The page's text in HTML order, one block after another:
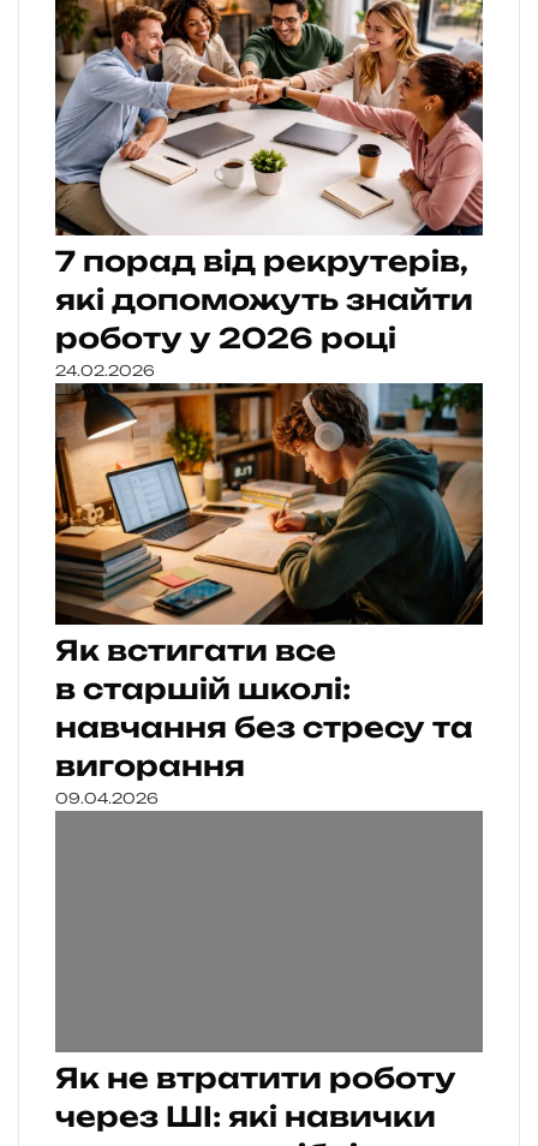
7 порад від рекрутерів,
які допоможуть знайти
роботу у 2026 році
24.02.2026
Як встигати все
в старшій школі:
навчання без стресу та
вигорання
09.04.2026
Як не втратити роботу
через ШІ: які навички